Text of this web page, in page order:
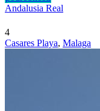
Andalusia Real
4
Casares Playa, Malaga